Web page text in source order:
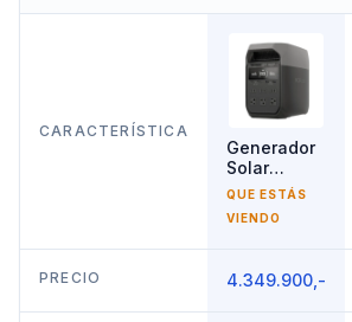
CARACTERÍSTICA
Generador
Solar
1800W
DELTA 3
QUE ESTÁS
VIENDO
PRECIO 4.349.900,-